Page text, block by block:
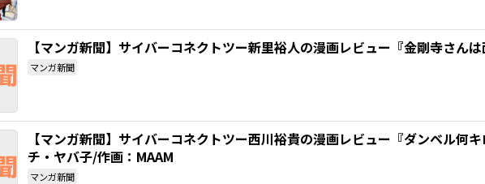
【マンガ新聞】サイバーコネクトツー新里裕人の漫画レビュー『金剛寺さん
マンガ新聞
【マンガ新聞】サイバーコネクトツー西川裕貴の漫画レビュー『ダンベル何
チ・ヤバ子/作画：MAAM
マンガ新聞